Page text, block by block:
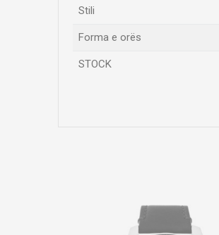
Stili
Forma e orës
STOCK